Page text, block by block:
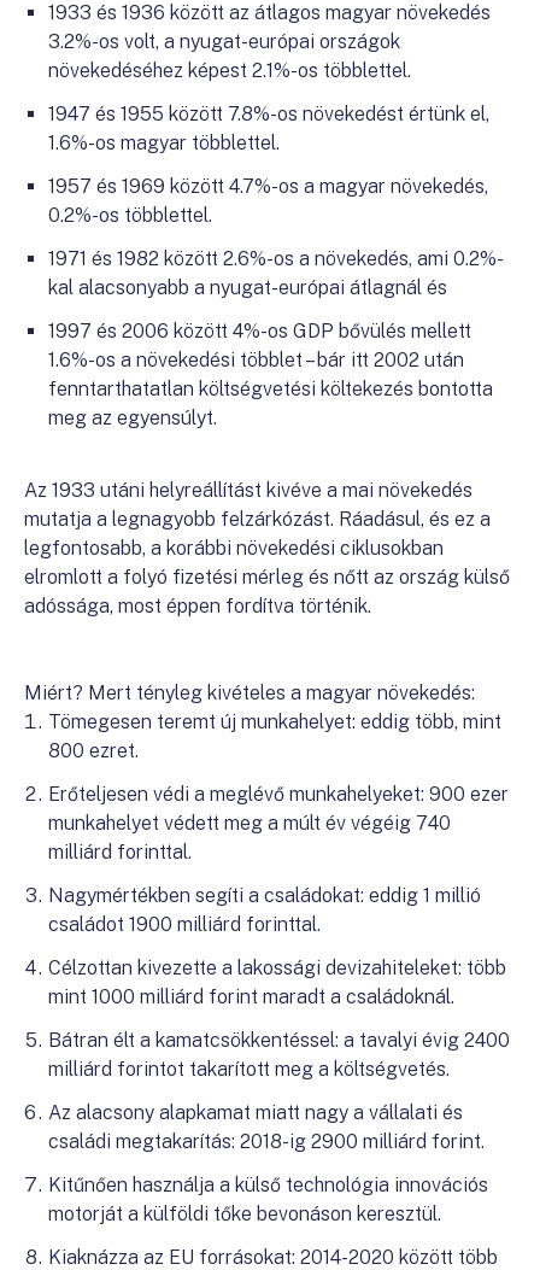
1933 és 1936 között az átlagos magyar növekedés
3.2%-os volt, a nyugat-európai országok
növekedéséhez képest 2.1%-os többlettel.
1947 és 1955 között 7.8%-os növekedést értünk el,
1.6%-os magyar többlettel.
1957 és 1969 között 4.7%-os a magyar növekedés,
0.2%-os többlettel.
1971 és 1982 között 2.6%-os a növekedés, ami 0.2%-
kal alacsonyabb a nyugat-európai átlagnál és
1997 és 2006 között 4%-os GDP bővülés mellett
1.6%-os a növekedési többlet – bár itt 2002 után
fenntarthatatlan költségvetési költekezés bontotta
meg az egyensúlyt.
Az 1933 utáni helyreállítást kivéve a mai növekedés
mutatja a legnagyobb felzárkózást. Ráadásul, és ez a
legfontosabb, a korábbi növekedési ciklusokban
elromlott a folyó fizetési mérleg és nőtt az ország külső
adóssága, most éppen fordítva történik.
Miért? Mert tényleg kivételes a magyar növekedés:
Tömegesen teremt új munkahelyet: eddig több, mint
800 ezret.
Erőteljesen védi a meglévő munkahelyeket: 900 ezer
munkahelyet védett meg a múlt év végéig 740
milliárd forinttal.
Nagymértékben segíti a családokat: eddig 1 millió
családot 1900 milliárd forinttal.
Célzottan kivezette a lakossági devizahiteleket: több
mint 1000 milliárd forint maradt a családoknál.
Bátran élt a kamatcsökkentéssel: a tavalyi évig 2400
milliárd forintot takarított meg a költségvetés.
Az alacsony alapkamat miatt nagy a vállalati és
családi megtakarítás: 2018-ig 2900 milliárd forint.
Kitűnően használja a külső technológia innovációs
motorját a külföldi tőke bevonáson keresztül.
Kiaknázza az EU forrásokat: 2014-2020 között több